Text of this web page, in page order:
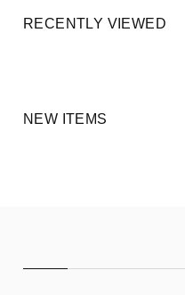
RECENTLY VIEWED
NEW ITEMS